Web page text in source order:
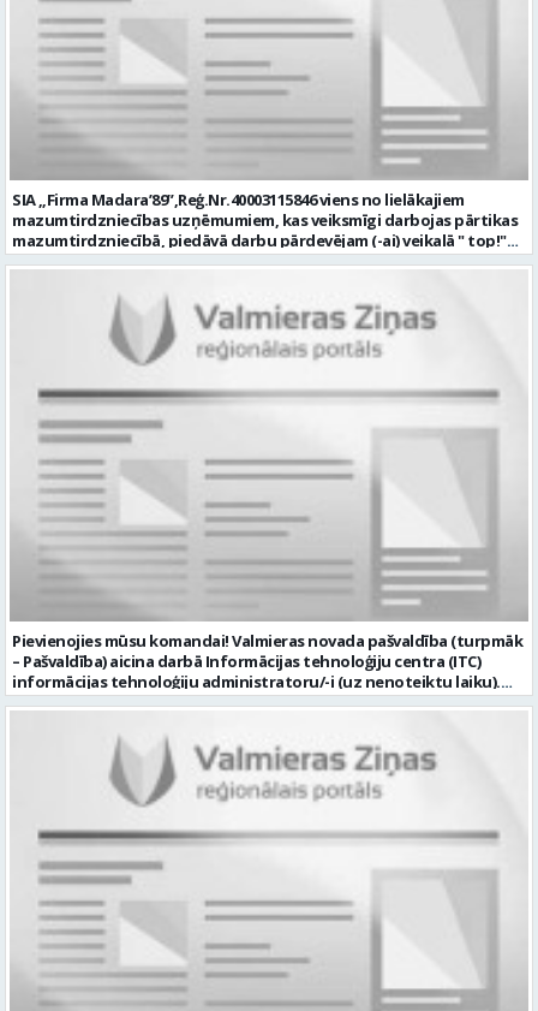
SIA „Firma Madara’89”,Reģ.Nr.40003115846 viens no lielākajiem
mazumtirdzniecības uzņēmumiem, kas veiksmīgi darbojas pārtikas
mazumtirdzniecībā, piedāvā darbu pārdevējam (-ai) veikalā " top!"
DIKĻI, Dikļu pag., Valmieras nov. Galvenie darba pienākumi: Pārtikas
Preču pieņemšana, pasūtīšana, uzskaite, izvietošana tirdzniecības
zālē; Preču realizācijas termiņu, marķējuma, kvalitātes,
uzglabāšanas apstākļu un atbilstošas temperatūras kontrole;
Darba laiku maiņās no plkst. 8.00-22.00 Prasības kandidātiem: Labas
komunikācijas prasmes; Vēlama pieredze pārtikas tirdzniecībā;
Precizitāte, atbildības sajūta. Piedāvājam: Darba algu no 900-950 EUR
(bruto); "top! Labumu karti" pusdienu un pārtikas preču iegādei
summā līdz 700 EUR gadā (pēc 3 mēnešiem); Īpaši labumi pirkumiem
mūsu veikalos; Veselības apdrošināšanu un papildus bonusus pēc
nostrādāta gada; Kompensāciju redzes korekcijas līdzekļiem 100
EUR; Svētku dāvanas un pasākumus; Apmaksātus
papildatvaļinājumus. CV lūdzam sūtīt uz e-pastu: cv@madara89.lv,
ar norādi – pārdevējs (a) "top!" DIKĻI vai pieteikties WhatsApp: +371
25704221 Profesija: MAZUMTIRDZNIECĪBAS VEIKALA PĀRDEVĒJS Algas
izmaksas veids: Laika darba alga Darba vietas adrese: LATVIJA, Dikļi,
Dikļu pag., Valmieras nov. Darba laika veids: Maiņu darbs Darba
veids: Darbinieka amats uz noteiktu laiku Slodze: Viena vesela
slodze Darbības joma: Tirdzniecība / Mārketings Pieteikto vietu
skaits: 1 Līgums: Darbinieka amats uz noteiktu laiku Aktuāla līdz:
2026-08-24 Kontaktpersona: top! DIKĻI, Dikļu pag., Valmieras nov. vai
pieteikties personīgi, vai WhatsApp Izglītības līmenis: Vispārējā
pamatizglītība
Pievienojies mūsu komandai! Valmieras novada pašvaldība (turpmāk
– Pašvaldība) aicina darbā Informācijas tehnoloģiju centra (ITC)
informācijas tehnoloģiju administratoru/-i (uz nenoteiktu laiku).
Darba vieta: Rūjienas un Naukšēnu apvienību teritorijās Ja Tev ir
(turpmāk – IKT) saistīto problēmu pieteikumu pārvaldību un
operatīvu risināšanu; nodrošināt datortehnikas lietotāju atbalstu
un ar to saistīto problēmsituāciju risināšanu; uzstādīt, konfigurēt,
diagnosticēt un modernizēt Pašvaldības iestāžu datortehniku,
datortīklus un programmatūru, novērst kļūmes to darbībā;
kontrolēt ārējo pakalpojumu sniedzēju darbu izpildi Pašvaldības
iestādēs infrastruktūras uzturēšanā; sagatavot priekšlikumus par
IKT nomaiņu un efektīvāku izmantošanu; un ja Tev ir: vismaz vidējā
profesionālā izglītība informācijas tehnoloģiju jomā; darba
pieredze (ar informācijas tehnoloģijām saistītā jomā); izpratne par
datortehnikas un biroja tehnikas uzbūvi un problēmu risināšanas
secību; izpratne par datortīkla uzbūvi, tīkla iekārtu darbības
principiem; valsts valodas prasmes atbilstoši Valsts valodas likuma